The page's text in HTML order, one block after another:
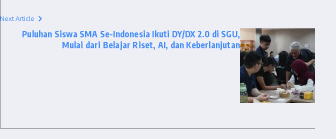
Next Article
Puluhan Siswa SMA Se-Indonesia Ikuti DY/DX 2.0 di SGU,
Mulai dari Belajar Riset, AI, dan Keberlanjutan